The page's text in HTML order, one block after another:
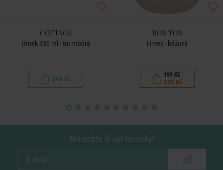
COTTAGE
Hrnek 350 ml - tm.modrá
249 Kč
BON TON
Hrnek - béžová
199 Kč
139 Kč
Nenechte si ujít novinky!